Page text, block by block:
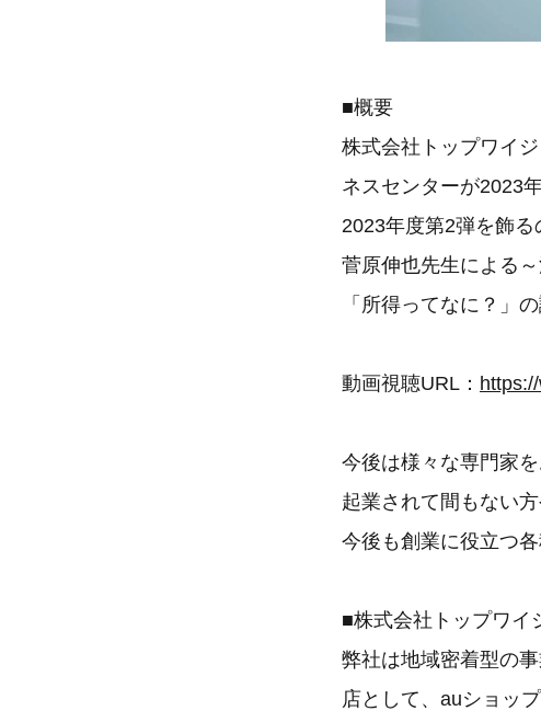
■概要
株式会社トップワイ
ネスセンターが2023
2023年度第2弾を飾
菅原伸也先生による
「所得ってなに？」
動画視聴URL：
今後は様々な専門家
起業されて間もない
今後も創業に役立つ
■株式会社トップワイ
弊社は地域密着型の
店として、auショップ